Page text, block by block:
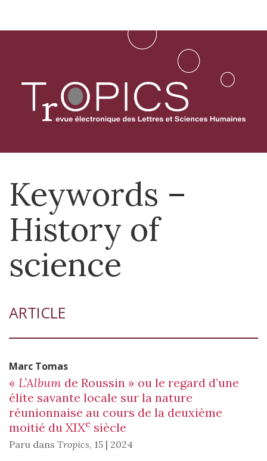
Aller
Keywords –
History of
science
ARTICLE
Marc Tomas
« L’Album de Roussin » ou le regard d’une
élite savante locale sur la nature
réunionnaise au cours de la deuxième
moitié du XIXe siècle
Paru dans Tropics, 15 | 2024